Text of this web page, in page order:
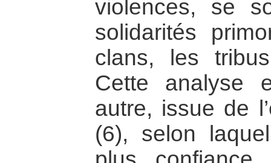
violences, se
solidarités
clans, les
Cette analyse
autre, issue de
(6), selon